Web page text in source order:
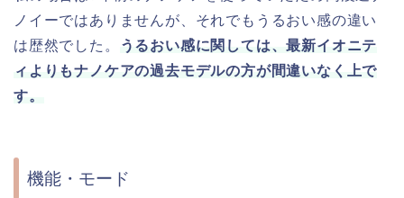
ノイーではありませんが、それでもうるおい感の違い
は歴然でした。
うるおい感に関しては、最新イオニテ
ィよりもナノケアの過去モデルの方が間違いなく上で
す。
機能・モード